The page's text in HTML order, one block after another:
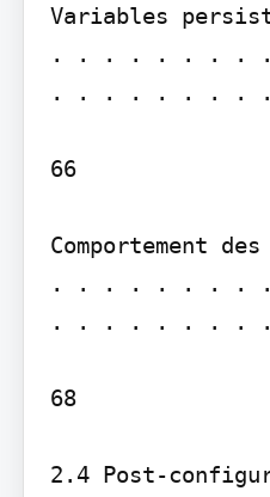
Variables
. . . . . . . .
. . . . . . . .
66
Comportement
. . . . . . . .
. . . . . . . .
68
2.4 Post-